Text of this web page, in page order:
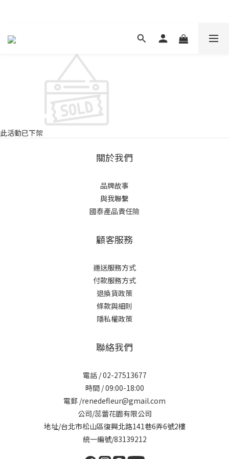
此活動已下架
關於我們
品牌故事
與我聯繫
國泰產品責任險
顧客服務
運送服務方式
付款服務方式
退換貨政策
條款與細則
隱私權政策
聯絡我們
電話 / 02-27513677
時間 / 09:00-18:00
電郵 /renedefleur@gmail.com
公司/蕊蕾花園有限公司
地址/台北市松山區復興北路141巷6弄6號2樓
統一編號/83139212